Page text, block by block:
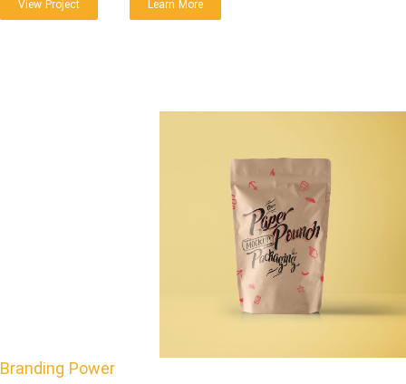
Learn More
View Project
Branding Power